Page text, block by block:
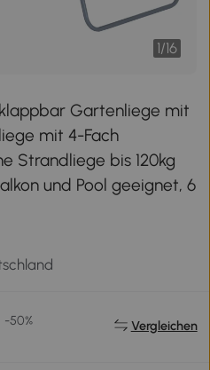
1/16
Gartenliege mit
mit 4-Fach
Strandliege bis 120kg
und Pool geeignet, 6
-50%
Vergleichen